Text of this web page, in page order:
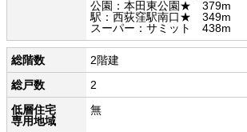
公園：本田東公園★ 379m
駅：西荻窪駅南口★ 349m
スーパー：サミット 438m
総階数
2階建
総戸数
2
低層住宅
専用地域
無